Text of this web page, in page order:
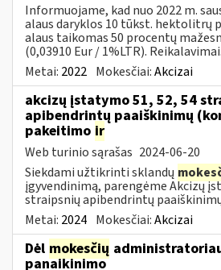
Informuojame, kad nuo 2022 m.
alaus daryklos 10 tūkst. hektolitrų
alaus taikomas 50 procentų
(0,03910 Eur / 1%LTR).
Metai: 2022 Mokesčiai:Akcizai
akcizų įstatymo 51, 52, 54
apibendrintų paaiškinimų
pakeitimo ir
Web turinio sąrašas 2024-06-20
Siekdami užtikrinti sklandų
įgyvendinimą, parengėme Akcizų
straipsnių apibendrintų
Metai: 2024 Mokesčiai:Akcizai
Dėl mokesčių
panaikinimo